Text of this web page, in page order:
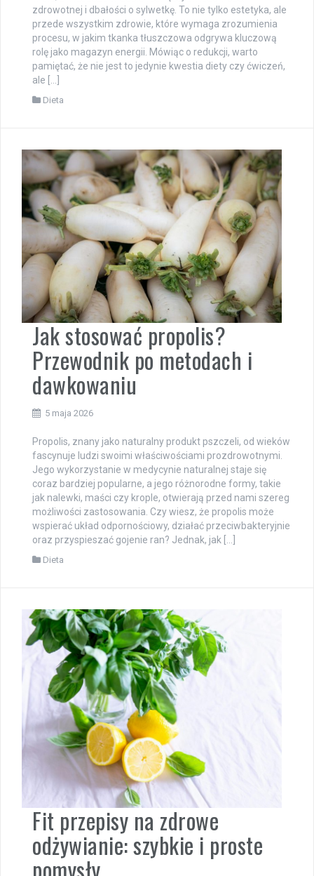
zdrowotnej i dbałości o sylwetkę. To nie tylko estetyka, ale
przede wszystkim zdrowie, które wymaga zrozumienia
procesu, w jakim tkanka tłuszczowa odgrywa kluczową
rolę jako magazyn energii. Mówiąc o redukcji, warto
pamiętać, że nie jest to jedynie kwestia diety czy ćwiczeń,
ale […]
Dieta
Jak stosować propolis?
Przewodnik po metodach i
dawkowaniu
5 maja 2026
Propolis, znany jako naturalny produkt pszczeli, od wieków
fascynuje ludzi swoimi właściwościami prozdrowotnymi.
Jego wykorzystanie w medycynie naturalnej staje się
coraz bardziej popularne, a jego różnorodne formy, takie
jak nalewki, maści czy krople, otwierają przed nami szereg
możliwości zastosowania. Czy wiesz, że propolis może
wspierać układ odpornościowy, działać przeciwbakteryjnie
oraz przyspieszać gojenie ran? Jednak, jak […]
Dieta
Fit przepisy na zdrowe
odżywianie: szybkie i proste